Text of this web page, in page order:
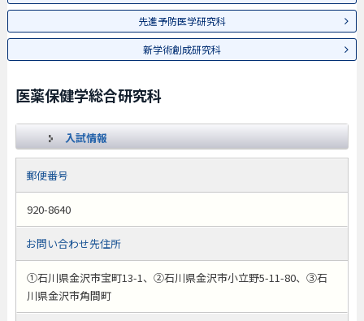
先進予防医学研究科
新学術創成研究科
医薬保健学総合研究科
入試情報
郵便番号
920-8640
お問い合わせ先住所
①石川県金沢市宝町13-1、②石川県金沢市小立野5-11-80、③石
川県金沢市角間町